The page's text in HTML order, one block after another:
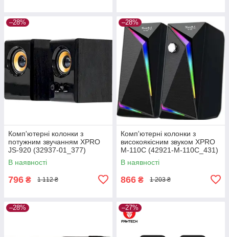
–28%
Комп'ютерні колонки з
потужним звучанням XPRO
JS-920 (32937-01_377)
В наявності
796 ₴ 1 112 ₴
–28%
Комп'ютерні колонки з
високоякісним звуком XPRO
M-110C (42921-M-110C_431)
В наявності
866 ₴ 1 203 ₴
–28% –27%